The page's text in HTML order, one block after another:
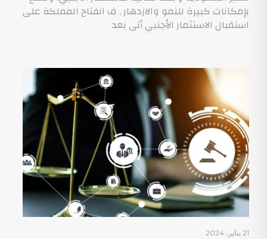
بإمكانات كبيرة للنمو والازدهار , ف انفتاح المملكة على
استقبال الاستثمار الأجنبي أتى بعد
21 يناير، 2024